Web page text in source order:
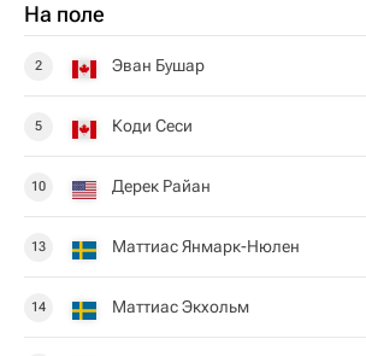
На поле
2 Эван Бушар
5 Коди Сеси
10 Дерек Райан
13 Маттиас Янмарк-Нюлен
14 Маттиас Экхольм